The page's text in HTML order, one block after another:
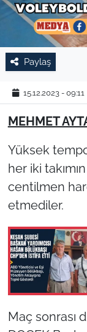
Paylaş
15.12.2023 - 09:11
MEHMET
Yüksek
her iki
centilmen
etmediler.
Maç sonrası
RESMİ
SPOR
YAŞAM
EDİRNE
TÜRKİYE
Bölge
Güvenlik
Genel